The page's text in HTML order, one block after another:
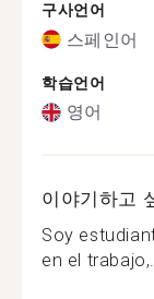
구사언어
스페인어
학습언어
영어
이야기하고
Soy
en el